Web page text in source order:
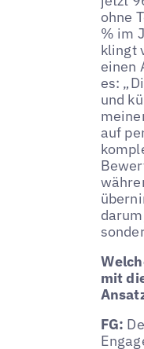
ohne
% im
klingt
einen
es:
und
auf
mit
FG: